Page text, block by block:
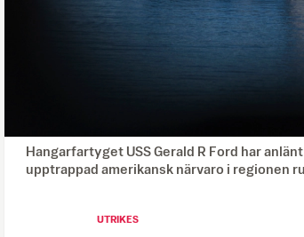
Hangarfartyget USS Gerald R Ford har
upptrappad amerikansk närvaro i regionen
UTRIKES